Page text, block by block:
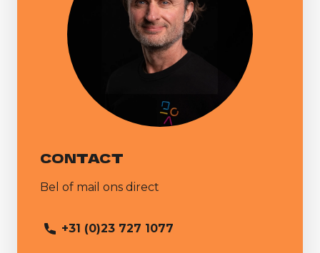
CONTACT
Bel of mail ons direct
+31 (0)23 727 1077